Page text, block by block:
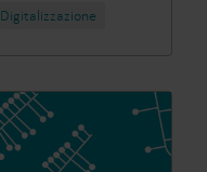
Digitalizzazione